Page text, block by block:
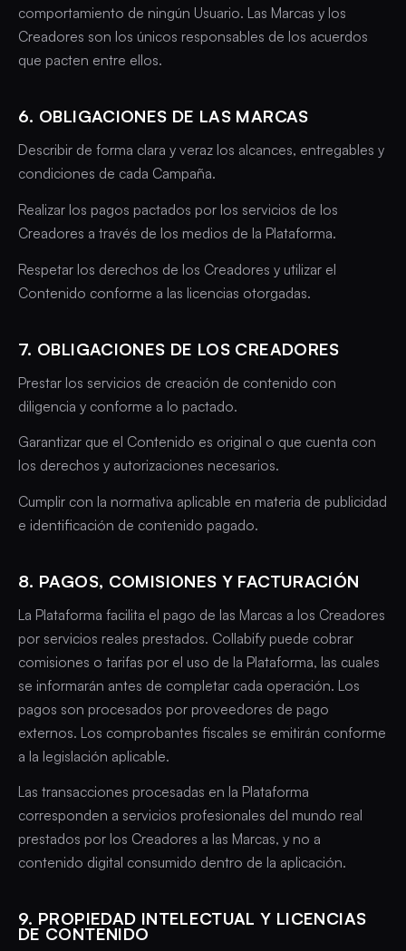
comportamiento de ningún Usuario. Las Marcas y los
Creadores son los únicos responsables de los acuerdos
que pacten entre ellos.
6. OBLIGACIONES DE LAS MARCAS
Describir de forma clara y veraz los alcances, entregables y
condiciones de cada Campaña.
Realizar los pagos pactados por los servicios de los
Creadores a través de los medios de la Plataforma.
Respetar los derechos de los Creadores y utilizar el
Contenido conforme a las licencias otorgadas.
7. OBLIGACIONES DE LOS CREADORES
Prestar los servicios de creación de contenido con
diligencia y conforme a lo pactado.
Garantizar que el Contenido es original o que cuenta con
los derechos y autorizaciones necesarios.
Cumplir con la normativa aplicable en materia de publicidad
e identificación de contenido pagado.
8. PAGOS, COMISIONES Y FACTURACIÓN
La Plataforma facilita el pago de las Marcas a los Creadores
por servicios reales prestados. Collabify puede cobrar
comisiones o tarifas por el uso de la Plataforma, las cuales
se informarán antes de completar cada operación. Los
pagos son procesados por proveedores de pago
externos. Los comprobantes fiscales se emitirán conforme
a la legislación aplicable.
Las transacciones procesadas en la Plataforma
corresponden a servicios profesionales del mundo real
prestados por los Creadores a las Marcas, y no a
contenido digital consumido dentro de la aplicación.
9. PROPIEDAD INTELECTUAL Y LICENCIAS
DE CONTENIDO